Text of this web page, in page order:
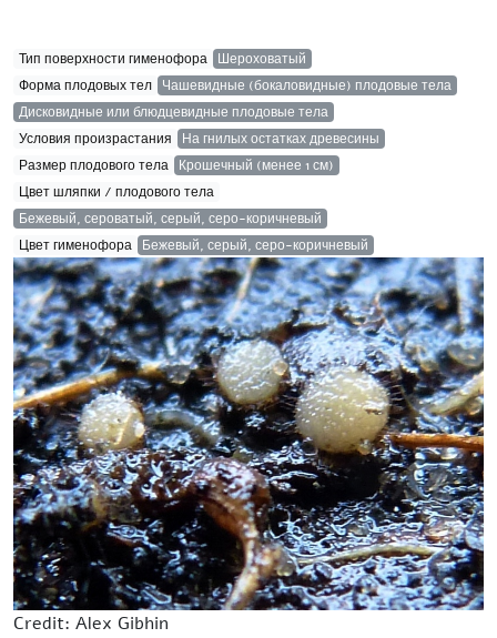
Тип поверхности гименофора
Шероховатый
Форма плодовых тел
Чашевидные (бокаловидные) плодовые тела
Дисковидные или блюдцевидные плодовые тела
Условия произрастания
На гнилых остатках древесины
Размер плодового тела
Крошечный (менее 1 см)
Цвет шляпки / плодового тела
Бежевый, сероватый, серый, серо-коричневый
Цвет гименофора
Бежевый, серый, серо-коричневый
Credit: Alex Gibhin